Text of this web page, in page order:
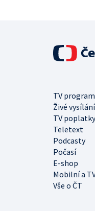
TV program
Živé vysílání
TV poplatky
Teletext
Podcasty
Počasí
E-shop
Mobilní a
Vše o ČT